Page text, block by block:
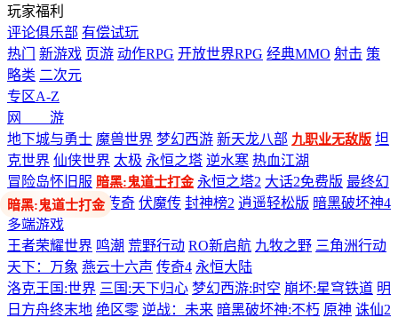
玩家福利
评论俱乐部 有偿试玩
热门
新游戏 页游 动作RPG 开放世界RPG 经典MMO 射击 策
略类 二次元
专区A-Z
网 游
地下城与勇士 魔兽世界 梦幻西游 新天龙八部 九职业无敌版 坦
克世界 仙侠世界 太极 永恒之塔 逆水寒 热血江湖
冒险岛怀旧服 暗黑:鬼道士打金 永恒之塔2 大话2免费版 最终幻
想14 剑网3 热血传奇 伏魔传 封神榜2 逍遥轻松版 暗黑破坏神4
多端游戏
王者荣耀世界 鸣潮 荒野行动 RO新启航 九牧之野 三角洲行动
天下：万象 燕云十六声 传奇4 永恒大陆
洛克王国:世界 三国:天下归心 梦幻西游:时空 崩坏:星穹铁道 明
日方舟终末地 绝区零 逆战：未来 暗黑破坏神:不朽 原神 诛仙2